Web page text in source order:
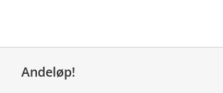
content
Andeløp!